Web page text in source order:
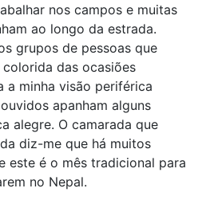
nos campos e muitas
ao longo da estrada.
grupos de pessoas que
das ocasiões
a minha visão periférica
apanham alguns
alegre. O camarada que
diz-me que há muitos
este é o mês tradicional para
no Nepal.